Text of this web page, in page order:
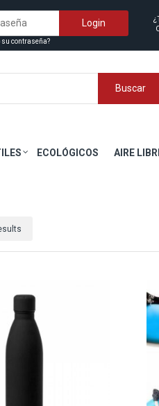
contraseña?
Buscar
ECOLÓGICOS AIRE